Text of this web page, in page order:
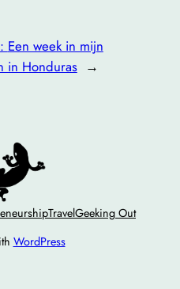
Een week in mijn
in Honduras →
TravelGeeking Out
WordPress